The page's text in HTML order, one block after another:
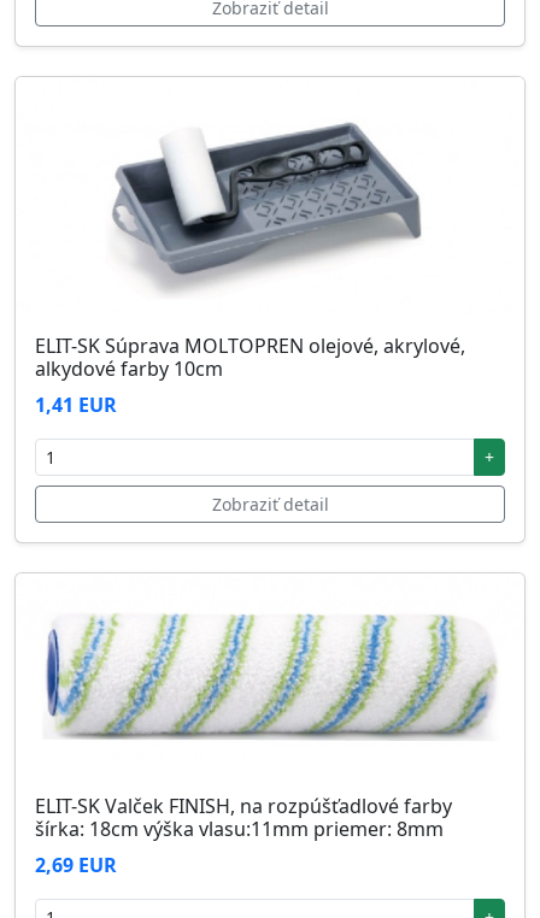
Zobraziť detail
ELIT-SK Súprava MOLTOPREN olejové, akrylové,
alkydové farby 10cm
1,41 EUR
+
Zobraziť detail
ELIT-SK Valček FINISH, na rozpúšťadlové farby
šírka: 18cm výška vlasu:11mm priemer: 8mm
2,69 EUR